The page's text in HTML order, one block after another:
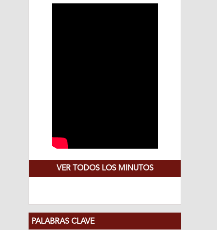
VER TODOS LOS MINUTOS
PALABRAS CLAVE